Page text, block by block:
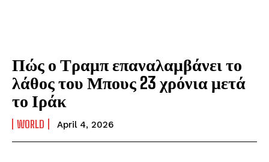
Πώς ο Τραμπ επαναλαμβάνει το
λάθος του Μπους 23 χρόνια μετά
το Ιράκ
WORLD April 4, 2026